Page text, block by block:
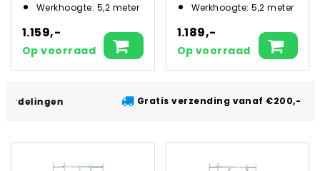
Werkhoogte: 5,2 meter
1.159,-
Op voorraad
Werkhoogte: 5,2 meter
1.189,-
Op voorraad
Gratis verzending vanaf €200,- excl. btw